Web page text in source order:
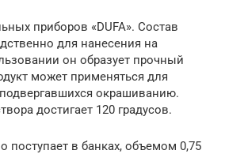
приборов «DUFA». Состав
для нанесения на
он образует прочный
может применяться для
окрашиванию.
достигает 120 градусов.
поступает в банках, объемом 0,75